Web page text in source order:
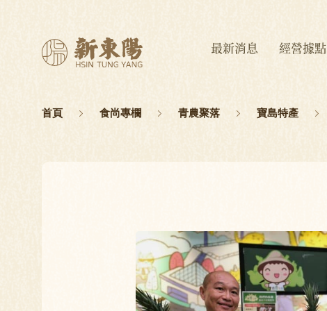
最新消息 經營據點
首頁 食尚專欄 青農聚落 寶島特產